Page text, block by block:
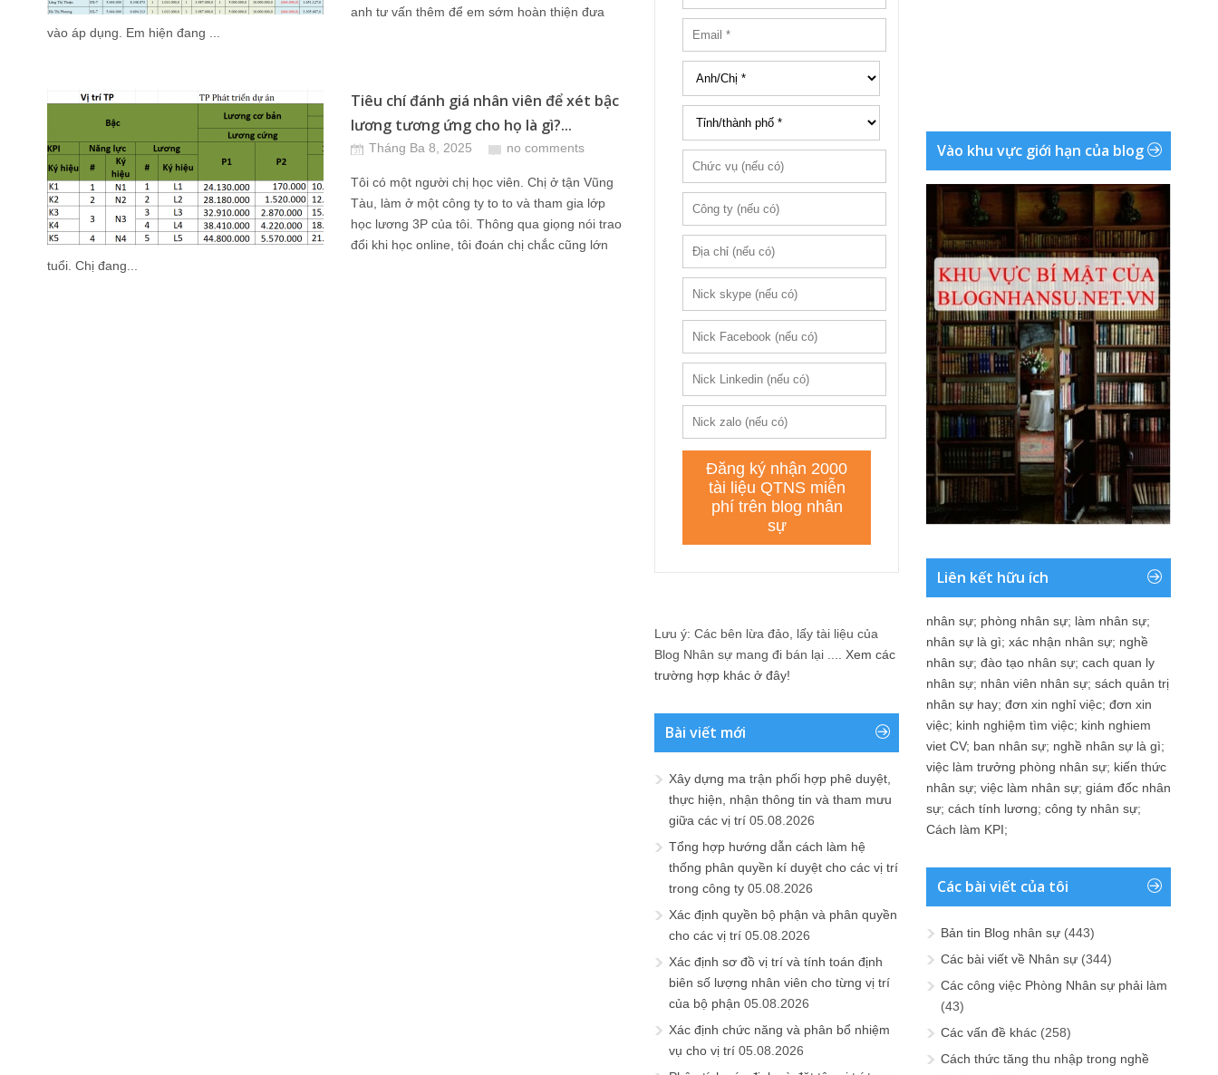
anh tư vấn thêm để em sớm hoàn thiện đưa
vào áp dụng. Em hiện đang ...
Tiêu chí đánh giá nhân viên để xét bậc
lương tương ứng cho họ là gì?...
Tháng Ba 8, 2025 no comments
Tôi có một người chị học viên. Chị ở tận Vũng
Tàu, làm ở một công ty to to và tham gia lớp
học lương 3P của tôi. Thông qua giọng nói trao
đổi khi học online, tôi đoán chị chắc cũng lớn
tuổi. Chị đang...
Lưu ý: Các bên lừa đảo, lấy tài liệu của
Blog Nhân sự mang đi bán lại .... Xem các
trường hợp khác ở đây!
Bài viết mới
Xây dựng ma trận phối hợp phê duyệt,
thực hiện, nhận thông tin và tham mưu
giữa các vị trí 05.08.2026
Tổng hợp hướng dẫn cách làm hệ
thống phân quyền kí duyệt cho các vị trí
trong công ty 05.08.2026
Xác định quyền bộ phận và phân quyền
cho các vị trí 05.08.2026
Xác định sơ đồ vị trí và tính toán định
biên số lượng nhân viên cho từng vị trí
của bộ phận 05.08.2026
Xác định chức năng và phân bổ nhiệm
vụ cho vị trí 05.08.2026
Vào khu vực giới hạn của blog
Liên kết hữu ích
nhân sự; phòng nhân sự; làm nhân sự;
nhân sự là gì; xác nhận nhân sự; nghề
nhân sự; đào tạo nhân sự; cach quan ly
nhân sự; nhân viên nhân sự; sách quản trị
nhân sự hay; đơn xin nghỉ việc; đơn xin
việc; kinh nghiệm tìm việc; kinh nghiem
viet CV; ban nhân sự; nghề nhân sự là gì;
việc làm trưởng phòng nhân sự; kiến thức
nhân sự; việc làm nhân sự; giám đốc nhân
sự; cách tính lương; công ty nhân sự;
Cách làm KPI;
Các bài viết của tôi
Bản tin Blog nhân sự (443)
Các bài viết về Nhân sự (344)
Các công việc Phòng Nhân sự phải làm
(43)
Các vấn đề khác (258)
Cách thức tăng thu nhập trong nghề